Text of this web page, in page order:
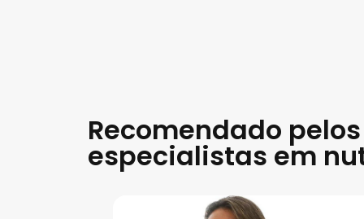
Recomendado
especialistas em